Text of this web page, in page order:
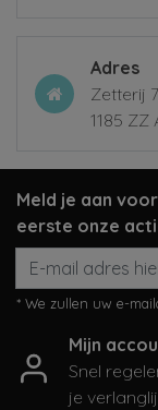
Adres
Zetterij
1185 ZZ
Meld je aan
eerste onze
* We zullen uw e-
Mijn
Snel
je